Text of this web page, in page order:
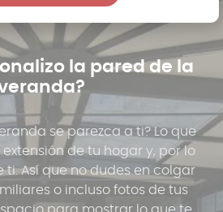
la pared de la
se parezca a ti? Lo que
extensión de tu hogar y, por lo
Así que no dudes en colgar
o incluso fotos de tus